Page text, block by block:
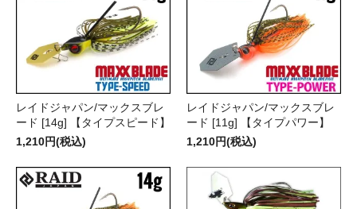
レイドジャパン/マックスブレ
ード [14g] 【タイプスピード】
1,210円(税込)
レイドジャパン/マックスブレ
ード [11g] 【タイプパワー】
1,210円(税込)